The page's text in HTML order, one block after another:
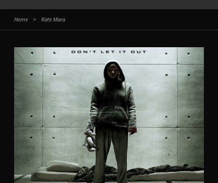
Home > Kate Mara